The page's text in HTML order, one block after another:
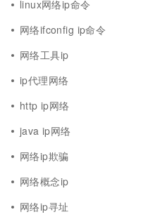
linux网络ip命令
网络ifconfig ip命令
网络工具ip
ip代理网络
http ip网络
java ip网络
网络ip欺骗
网络概念ip
网络ip寻址